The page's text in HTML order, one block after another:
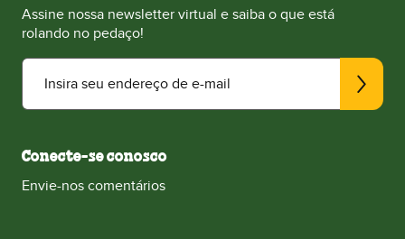
Assine nossa newsletter virtual e saiba o que está
rolando no pedaço!
Insira seu endereço de e-mail
Conecte-se conosco
Envie-nos comentários